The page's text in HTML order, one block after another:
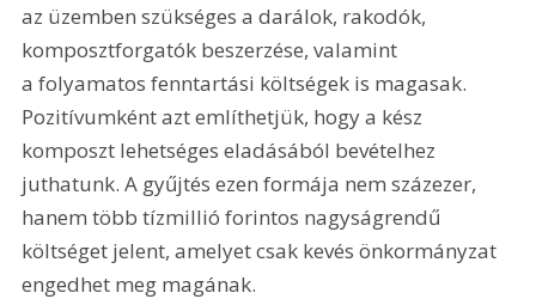
az üzemben szükséges a darálok, rakodók,
komposztforgatók beszerzése, valamint
a folyamatos fenntartási költségek is magasak.
Pozitívumként azt említhetjük, hogy a kész
komposzt lehetséges eladásából bevételhez
juthatunk. A gyűjtés ezen formája nem százezer,
hanem több tízmillió forintos nagyságrendű
költséget jelent, amelyet csak kevés önkormányzat
engedhet meg magának.